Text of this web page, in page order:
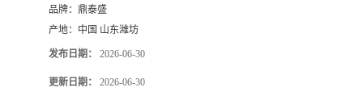
品牌： 鼎泰盛
产地： 中国 山东潍坊
发布日期： 2026-06-30
更新日期： 2026-06-30